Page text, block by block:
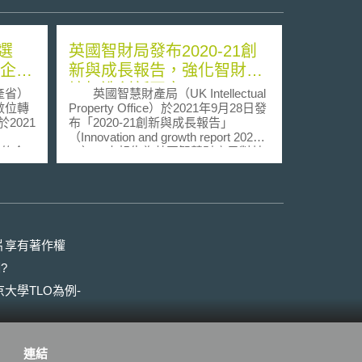
業
）
位轉
2021
企
良的
、經
與重
。
，經
DX品
導企
又特
英國智財局發布2020-21創
新與成長報告，強化智財環
境打造創新國家
英國智慧財產局（UK Intellectual
Property Office）於2021年9月28日發
布「2020-21創新與成長報告」
（Innovation and growth report 2020-
21）。本報告為英國智慧財產局對其
2020至2021年間施政工作的總結報
而使創新成為帶動國家發展的動力，
並得以對抗冠狀病毒的侵襲與實現淨
國在2020年發表研發路徑圖（R&D
享有著作權
大學TLO為例-
連結